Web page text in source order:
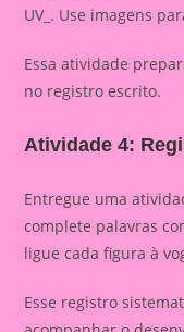
UV_. Use imagens
Essa atividade
no registro escrito.
Atividade 4:
Entregue uma
complete palavras
ligue cada figura à
Esse registro